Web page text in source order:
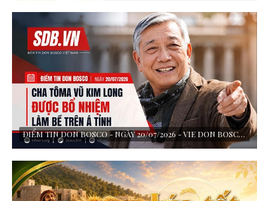
ĐIỂM TIN DON BOSCO - NGÀY 20/07/2026 - VIE DON BOSCO THỰC HIỆN